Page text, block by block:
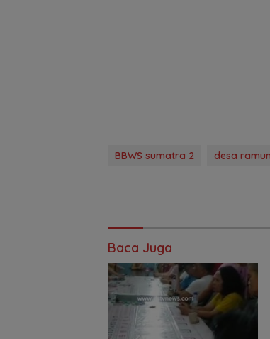
BBWS sumatra 2 desa
Baca Juga